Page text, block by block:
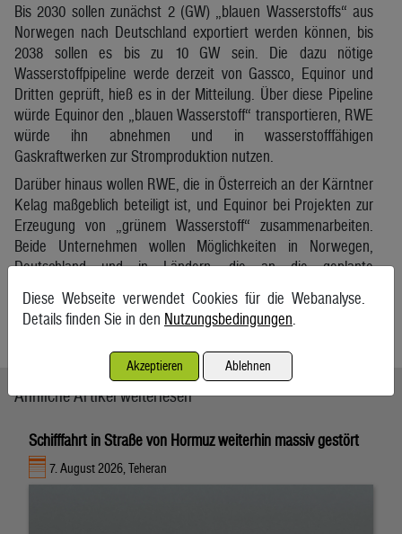
Bis 2030 sollen zunächst 2 (GW) „blauen Wasserstoffs“ aus
Norwegen nach Deutschland exportiert werden können, bis
2038 sollen es bis zu 10 GW sein. Die dazu nötige
Wasserstoffpipeline werde derzeit von Gassco, Equinor und
Dritten geprüft, hieß es in der Mitteilung. Über diese Pipeline
würde Equinor den „blauen Wasserstoff“ transportieren, RWE
würde ihn abnehmen und in wasserstofffähigen
Gaskraftwerken zur Stromproduktion nutzen.
Darüber hinaus wollen RWE, die in Österreich an der Kärntner
Kelag maßgeblich beteiligt ist, und Equinor bei Projekten zur
Erzeugung von „grünem Wasserstoff“ zusammenarbeiten.
Beide Unternehmen wollen Möglichkeiten in Norwegen,
Deutschland und in Ländern, die an die geplante
Windkraft auf See „grünen Wasserstoff“ zu produzieren.
Ähnliche Artikel weiterlesen
Schifffahrt in Straße von Hormuz weiterhin massiv gestört
7. August 2026, Teheran
Diese Webseite verwendet Cookies für die Webanalyse.
Details finden Sie in den Nutzungsbedingungen.
Akzeptieren Ablehnen